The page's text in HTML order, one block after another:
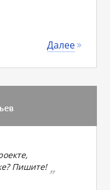
Далее
Пишите!